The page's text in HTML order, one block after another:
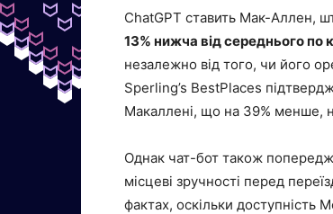
ChatGPT ставить Мак-Аллен,
13% нижча від середнього по
незалежно від того, чи його
Sperling’s BestPlaces
Макаллені, що на 39% менше,
Однак чат-бот також
місцеві зручності перед
фактах, оскільки